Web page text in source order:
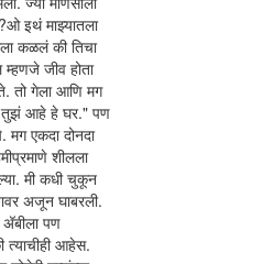
इथं माझ्यातला
कळलं की तिचा
म्हणजे जीव होता
तो गेला आणि मग
तुझं आहे हे घर." पण
मग एकदा दोनदा
शीलला
मी कधी चुकून
अजून घाबरली.
अ‍ॅबीला पण
आहेस.